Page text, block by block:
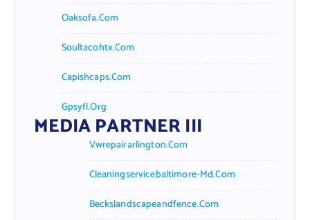
Oaksofa.com
Soultacohtx.com
Capishcaps.com
Gpsyfl.org
MEDIA PARTNER III
Vwrepairarlington.com
Cleaningservicebaltimore-Md.com
Beckslandscapeandfence.com